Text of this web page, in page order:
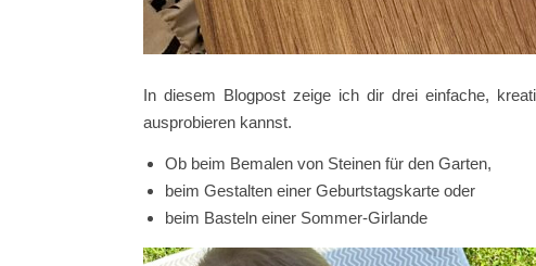
In diesem Blogpost zeige ich dir drei einfache,
ausprobieren kannst.
Ob beim Bemalen von Steinen für den Garten,
beim Gestalten einer Geburtstagskarte oder
beim Basteln einer Sommer-Girlande